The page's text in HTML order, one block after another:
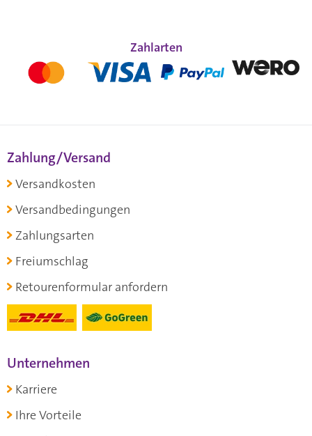
Zahlarten
Zahlung/Versand
Versandkosten
Versandbedingungen
Zahlungsarten
Freiumschlag
Retourenformular anfordern
Unternehmen
Karriere
Ihre Vorteile